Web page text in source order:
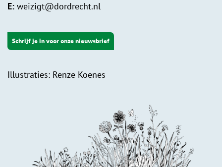
E: weizigt@dordrecht.nl
Schrijf je in voor onze nieuwsbrief
Illustraties: Renze Koenes